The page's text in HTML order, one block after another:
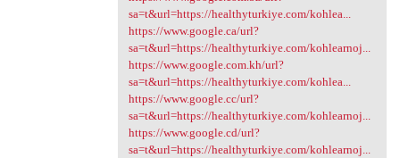
sa=t&url=https://healthyturkiye.com/kohlea...
https://www.google.ca/url?
sa=t&url=https://healthyturkiye.com/kohlearnoj...
https://www.google.com.kh/url?
sa=t&url=https://healthyturkiye.com/kohlea...
https://www.google.cc/url?
sa=t&url=https://healthyturkiye.com/kohlearnoj...
https://www.google.cd/url?
sa=t&url=https://healthyturkiye.com/kohlearnoj...